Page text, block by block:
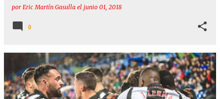
por Eric Martín Gasulla el junio 01, 2018
0